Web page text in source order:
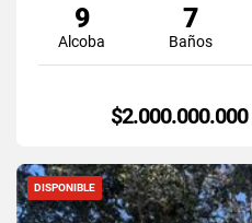
9
Alcoba
7
Baños
$2.000.000.000
DISPONIBLE